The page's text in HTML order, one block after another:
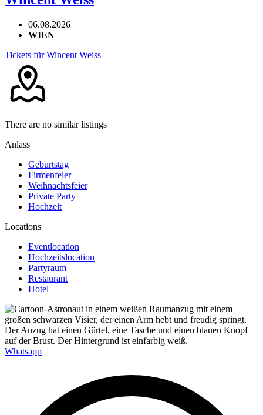
06.08.2026
WIEN
Tickets für Wincent Weiss
There are no similar listings
Anlass
Geburtstag
Firmenfeier
Weihnachtsfeier
Private Party
Hochzeit
Locations
Eventlocation
Hochzeitslocation
Partyraum
Restaurant
Hotel
Whatsapp